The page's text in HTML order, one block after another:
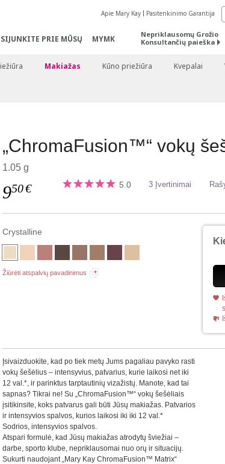
PRIE MŪSŲ MYMK
Apie Mary Kay Pasitenkinimo Garantija
Nepriklausomų Grožio
Konsultančių paieška
Makiažas Kūno priežiūra Kvepalai
„ChromaFusion™“ vokų
1.05 g
950€ 5.0 3 Įvertinimai
Crystalline
Žiūrėti atspalvių pavadinimus
Įsivaizduokite, kad po tiek metų Jums pagaliau pavyko rasti
vokų šešėlius – intensyvius, patvarius, kurie laikosi net iki
12 val.*, ir parinktus tarptautinių vizažistų. Manote, kad tai
sapnas? Tikrai ne! Su „ChromaFusion™“ vokų šešėliais
įsitikinsite, koks patvarus gali būti Jūsų makiažas. Patvarios
ir intensyvios spalvos, kurios laikosi iki iki 12 val.*
Sodrios, intensyvios spalvos.
Atspari formulė, kad Jūsų makiažas atrodytų šviežiai –
darbe, sporto klube, nepriklausomai nuo orų ir situacijų.
Sukurti naudojant „Mary Kay ChromaFusion™ Matrix“